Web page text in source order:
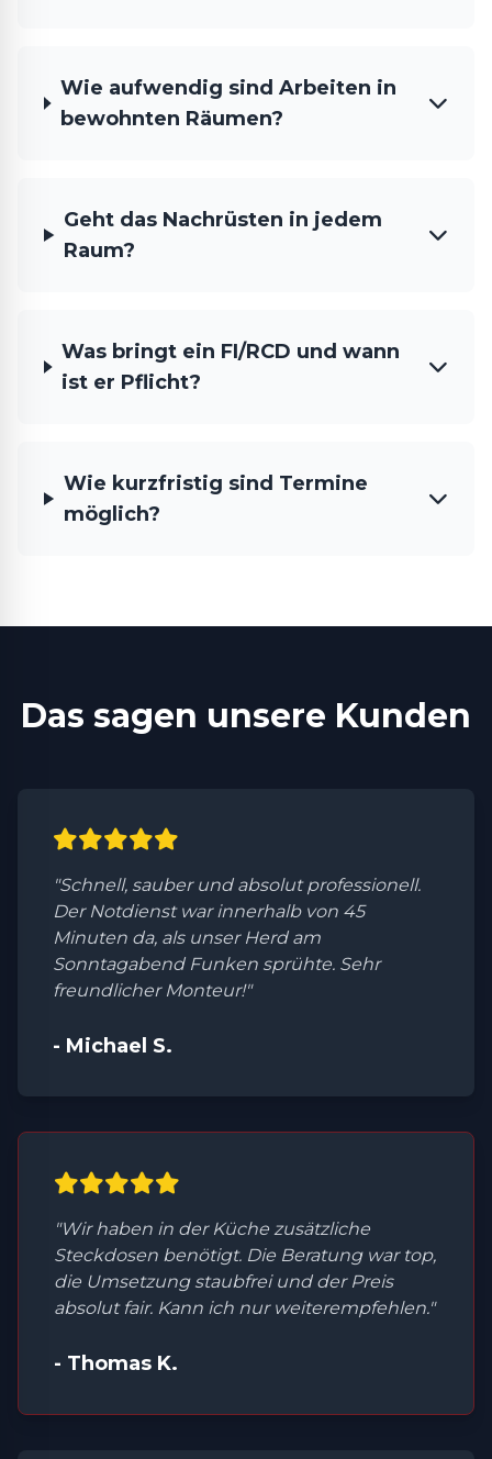
Wie aufwendig sind Arbeiten in
bewohnten Räumen?
Geht das Nachrüsten in jedem
Raum?
Was bringt ein FI/RCD und wann
ist er Pflicht?
Wie kurzfristig sind Termine
möglich?
Das sagen unsere Kunden
"Schnell, sauber und absolut professionell.
Der Notdienst war innerhalb von 45
Minuten da, als unser Herd am
Sonntagabend Funken sprühte. Sehr
freundlicher Monteur!"
- Michael S.
"Wir haben in der Küche zusätzliche
Steckdosen benötigt. Die Beratung war top,
die Umsetzung staubfrei und der Preis
absolut fair. Kann ich nur weiterempfehlen."
- Thomas K.